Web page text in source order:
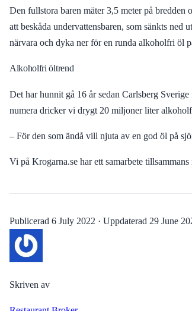
Den fullstora baren mäter 3,5 meter på
att beskåda undervattensbaren, som sänkts
närvara och dyka ner för en runda alkoholfri öl
Alkoholfri öltrend
Det har hunnit gå 16 år sedan Carlsberg
numera dricker vi drygt 20 miljoner liter
– För den som ändå vill njuta av en god öl på
Vi på Krogarna.se har ett samarbete
Publicerad 6 July 2022 · Uppdaterad 29 June
Skriven av